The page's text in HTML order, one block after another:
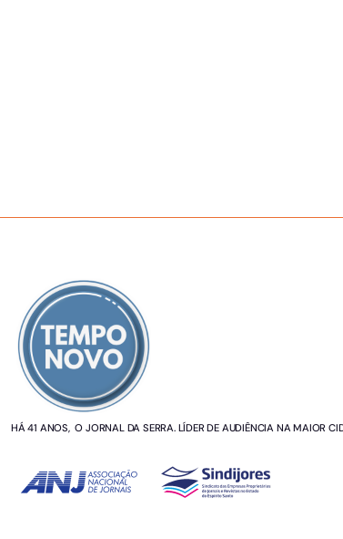
HÁ 41 ANOS, O JORNAL DA SERRA. LÍDER DE AUDIÊNCIA NA MAIOR